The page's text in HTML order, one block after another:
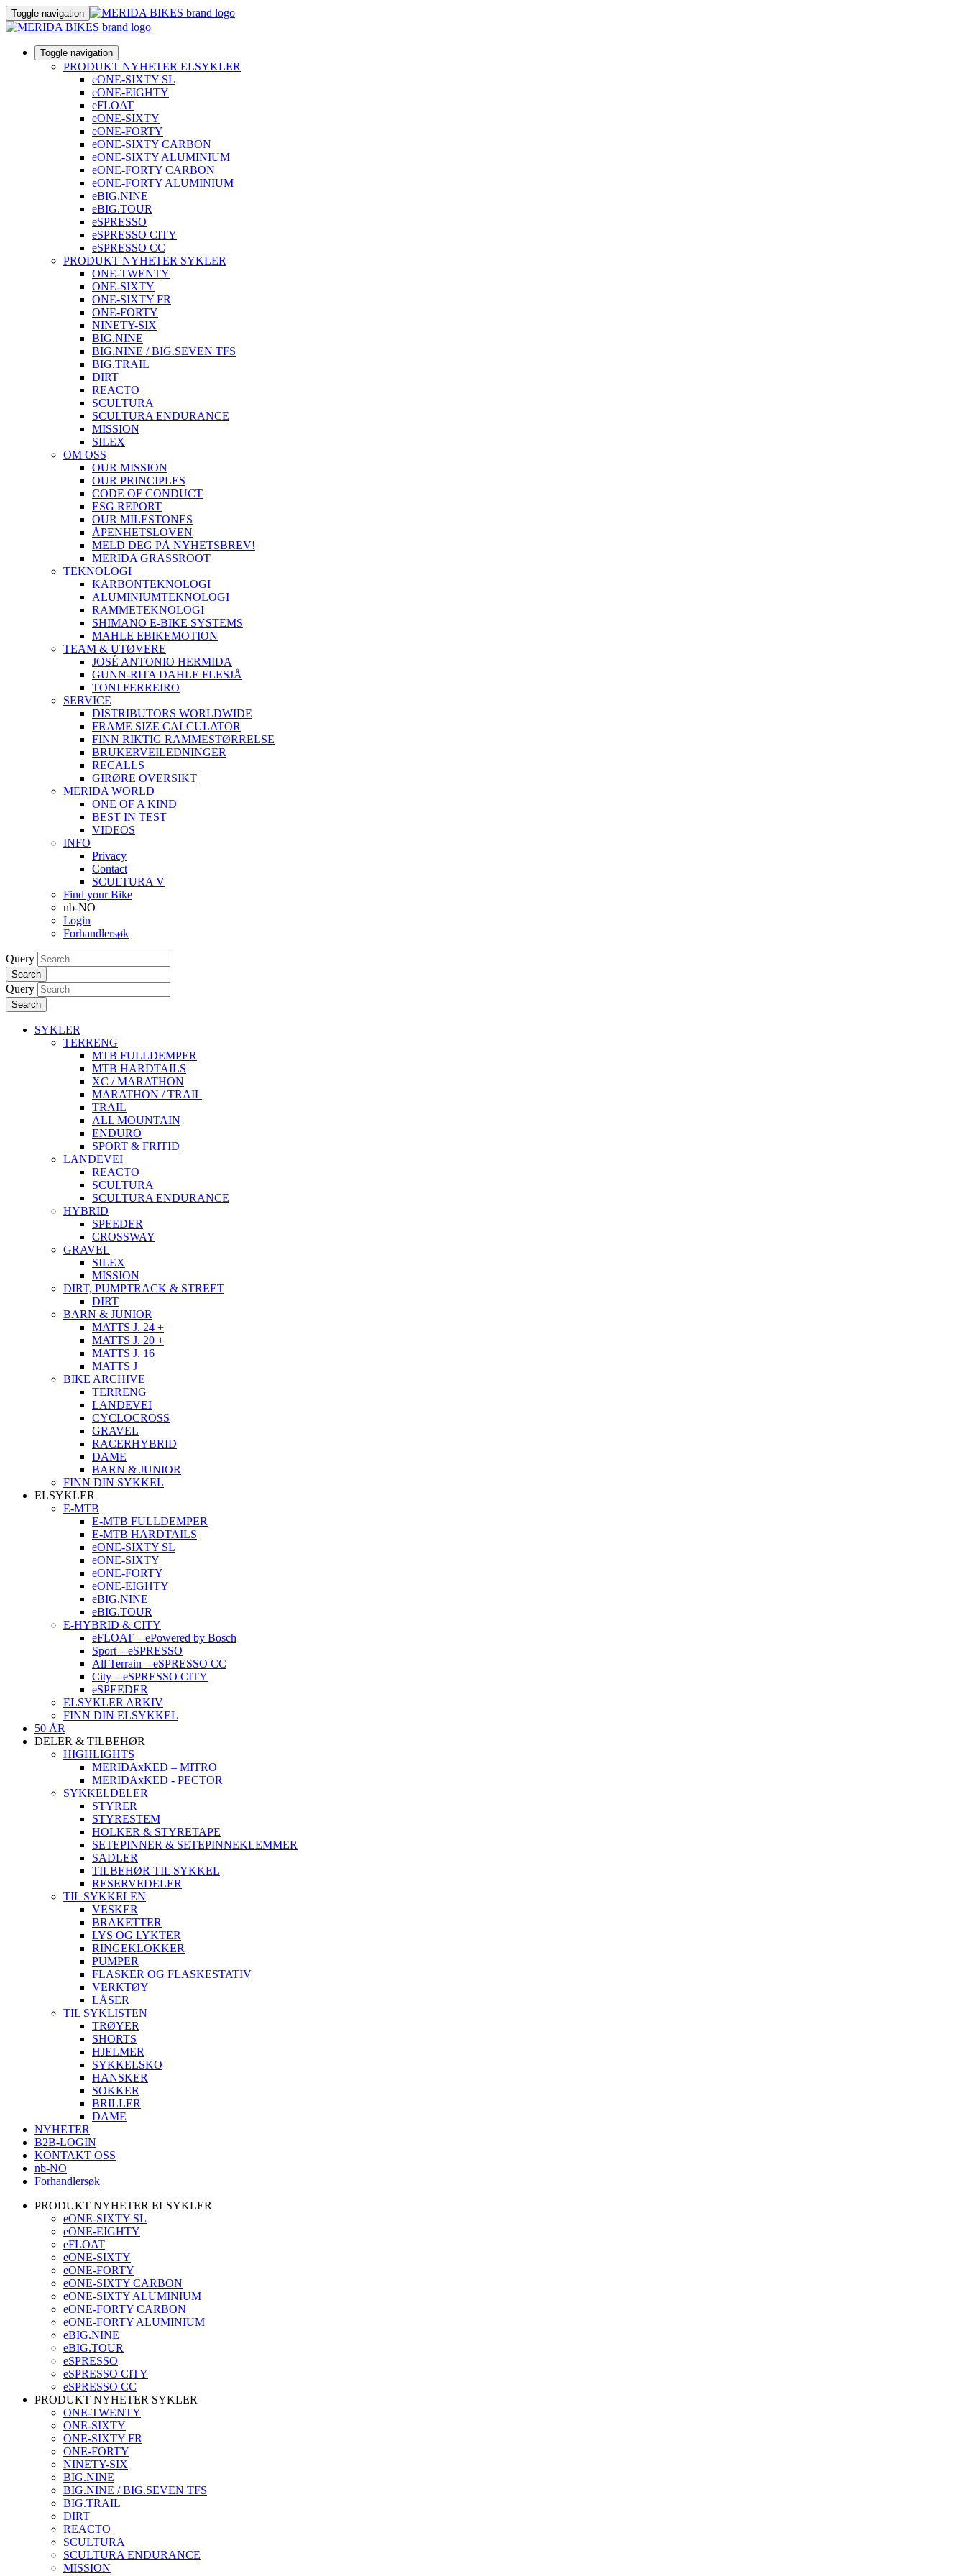
Toggle navigation
Toggle navigation
PRODUKT NYHETER ELSYKLER
eONE-SIXTY SL
eONE-EIGHTY
eFLOAT
eONE-SIXTY
eONE-FORTY
eONE-SIXTY CARBON
eONE-SIXTY ALUMINIUM
eONE-FORTY CARBON
eONE-FORTY ALUMINIUM
eBIG.NINE
eBIG.TOUR
eSPRESSO
eSPRESSO CITY
eSPRESSO CC
PRODUKT NYHETER SYKLER
ONE-TWENTY
ONE-SIXTY
ONE-SIXTY FR
ONE-FORTY
NINETY-SIX
BIG.NINE
BIG.NINE / BIG.SEVEN TFS
BIG.TRAIL
DIRT
REACTO
SCULTURA
SCULTURA ENDURANCE
MISSION
SILEX
OM OSS
OUR MISSION
OUR PRINCIPLES
CODE OF CONDUCT
ESG REPORT
OUR MILESTONES
ÅPENHETSLOVEN
MELD DEG PÅ NYHETSBREV!
MERIDA GRASSROOT
TEKNOLOGI
KARBONTEKNOLOGI
ALUMINIUMTEKNOLOGI
RAMMETEKNOLOGI
SHIMANO E-BIKE SYSTEMS
MAHLE EBIKEMOTION
TEAM & UTØVERE
JOSÉ ANTONIO HERMIDA
GUNN-RITA DAHLE FLESJÅ
TONI FERREIRO
SERVICE
DISTRIBUTORS WORLDWIDE
FRAME SIZE CALCULATOR
FINN RIKTIG RAMMESTØRRELSE
BRUKERVEILEDNINGER
RECALLS
GIRØRE OVERSIKT
MERIDA WORLD
ONE OF A KIND
BEST IN TEST
VIDEOS
INFO
Privacy
Contact
SCULTURA V
Find your Bike
nb-NO
Login
Forhandlersøk
Query
Search
Query
Search
SYKLER
TERRENG
MTB FULLDEMPER
MTB HARDTAILS
XC / MARATHON
MARATHON / TRAIL
TRAIL
ALL MOUNTAIN
ENDURO
SPORT & FRITID
LANDEVEI
REACTO
SCULTURA
SCULTURA ENDURANCE
HYBRID
SPEEDER
CROSSWAY
GRAVEL
SILEX
MISSION
DIRT, PUMPTRACK & STREET
DIRT
BARN & JUNIOR
MATTS J. 24 +
MATTS J. 20 +
MATTS J. 16
MATTS J
BIKE ARCHIVE
TERRENG
LANDEVEI
CYCLOCROSS
GRAVEL
RACERHYBRID
DAME
BARN & JUNIOR
FINN DIN SYKKEL
ELSYKLER
E-MTB
E-MTB FULLDEMPER
E-MTB HARDTAILS
eONE-SIXTY SL
eONE-SIXTY
eONE-FORTY
eONE-EIGHTY
eBIG.NINE
eBIG.TOUR
E-HYBRID & CITY
eFLOAT – ePowered by Bosch
Sport – eSPRESSO
All Terrain – eSPRESSO CC
City – eSPRESSO CITY
eSPEEDER
ELSYKLER ARKIV
FINN DIN ELSYKKEL
50 ÅR
DELER & TILBEHØR
HIGHLIGHTS
MERIDAxKED – MITRO
MERIDAxKED - PECTOR
SYKKELDELER
STYRER
STYRESTEM
HOLKER & STYRETAPE
SETEPINNER & SETEPINNEKLEMMER
SADLER
TILBEHØR TIL SYKKEL
RESERVEDELER
TIL SYKKELEN
VESKER
BRAKETTER
LYS OG LYKTER
RINGEKLOKKER
PUMPER
FLASKER OG FLASKESTATIV
VERKTØY
LÅSER
TIL SYKLISTEN
TRØYER
SHORTS
HJELMER
SYKKELSKO
HANSKER
SOKKER
BRILLER
DAME
NYHETER
B2B-LOGIN
KONTAKT OSS
nb-NO
Forhandlersøk
PRODUKT NYHETER ELSYKLER
eONE-SIXTY SL
eONE-EIGHTY
eFLOAT
eONE-SIXTY
eONE-FORTY
eONE-SIXTY CARBON
eONE-SIXTY ALUMINIUM
eONE-FORTY CARBON
eONE-FORTY ALUMINIUM
eBIG.NINE
eBIG.TOUR
eSPRESSO
eSPRESSO CITY
eSPRESSO CC
PRODUKT NYHETER SYKLER
ONE-TWENTY
ONE-SIXTY
ONE-SIXTY FR
ONE-FORTY
NINETY-SIX
BIG.NINE
BIG.NINE / BIG.SEVEN TFS
BIG.TRAIL
DIRT
REACTO
SCULTURA
SCULTURA ENDURANCE
MISSION